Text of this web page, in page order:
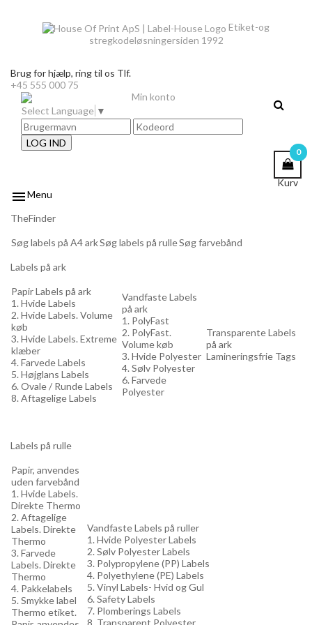
Etiket-og
stregkodeløsningersiden 1992
Brug for hjælp, ring til os Tlf.
+45 555 000 75
Select Language ▼
LOG IND
0
Kurv
Min konto
Menu
TheFinder
Søg labels på A4 arkSøg labels på rulleSøg farvebånd
Labels på ark
Papir Labels på ark
1. Hvide Labels
2. Hvide Labels. Volume
køb
3. Hvide Labels. Extreme
klæber
4. Farvede Labels
5. Højglans Labels
6. Ovale / Runde Labels
8. Aftagelige Labels
Vandfaste Labels
på ark
1. PolyFast
2. PolyFast.
Volume køb
3. Hvide Polyester
4. Sølv Polyester
6. Farvede
Polyester
Transparente Labels
på ark
Lamineringsfrie Tags
Labels på rulle
Papir, anvendes
uden farvebånd
1. Hvide Labels.
Direkte Thermo
2. Aftagelige
Labels. Direkte
Thermo
3. Farvede
Labels. Direkte
Thermo
4. Pakkelabels
5. Smykke label
Thermo etiket.
Vandfaste Labels på ruller
1. Hvide Polyester Labels
2. Sølv Polyester Labels
3. Polypropylene (PP) Labels
4. Polyethylene (PE) Labels
5. Vinyl Labels- Hvid og Gul
6. Safety Labels
7. Plomberings Labels
8. Transparent Polyester